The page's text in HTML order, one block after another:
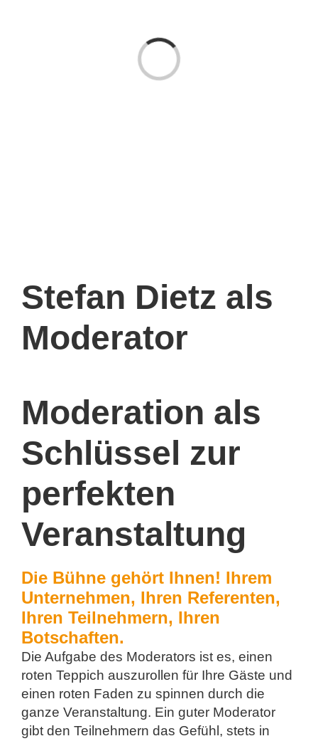
Laden...
Stefan Dietz als
Moderator
Moderation als
Schlüssel zur
perfekten
Veranstaltung
Die Bühne gehört Ihnen! Ihrem
Unternehmen, Ihren Referenten,
Ihren Teilnehmern, Ihren
Botschaften.
Die Aufgabe des Moderators ist es, einen
roten Teppich auszurollen für Ihre Gäste und
einen roten Faden zu spinnen durch die
ganze Veranstaltung. Ein guter Moderator
gibt den Teilnehmern das Gefühl, stets in